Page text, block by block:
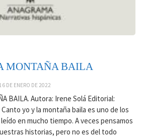
MONTAÑA BAILA
16 DE ENERO DE 2022
BAILA. Autora: Irene Solá Editorial:
yo y la montaña baila es uno de los
en mucho tiempo. A veces pensamos
historias, pero no es del todo